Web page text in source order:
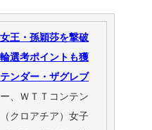
王・孫穎莎を撃破
選考ポイントも獲
ンダー・ザグレブ
、ＷＴＴコンテン
クロアチア）女子